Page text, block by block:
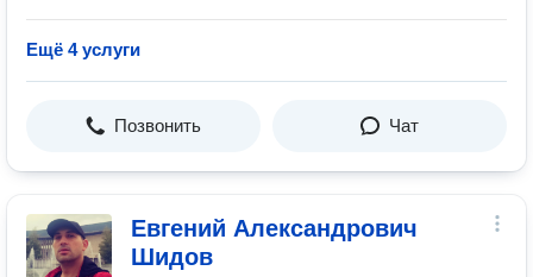
Ещё 4 услуги
Позвонить Чат
Евгений Александрович
Шидов